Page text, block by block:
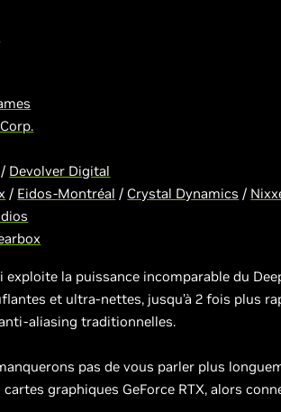
/ Devolver Digital
/ Eidos-Montréal / Crystal Dynamics /
la puissance incomparable du
et ultra-nettes, jusqu’à 2 fois plus
aliasing traditionnelles.
pas de vous parler plus
graphiques GeForce RTX, alors